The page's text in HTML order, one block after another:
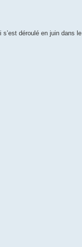
déroulé en juin dans le